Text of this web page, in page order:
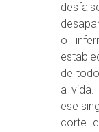
o
de
a vida.
ese
corte